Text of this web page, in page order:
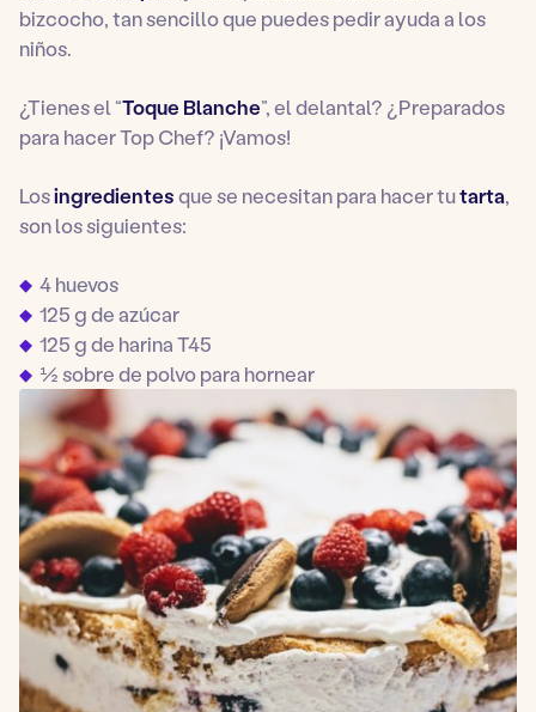
bizcocho, tan sencillo que puedes pedir ayuda a los
niños.
¿Tienes el “Toque Blanche”, el delantal? ¿Preparados
para hacer Top Chef? ¡Vamos!
Losingredientesque se necesitan para hacer tutarta,
son los siguientes:
4 huevos
125 g de azúcar
125 g de harina T45
½ sobre de polvo para hornear